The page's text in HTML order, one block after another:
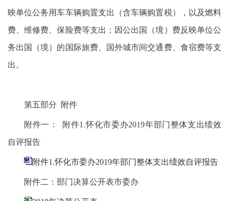
映单位公务用车车辆购置支出（含车辆购置税），以及燃料
费、维修费、保险费等支出；因公出国（境）费反映单位公
务出国（境）的国际旅费、国外城市间交通费、食宿费等支
出。
第五部分 附件
附件一： 附件1.怀化市委办2019年部门整体支出绩效
自评报告
附件1.怀化市委办2019年部门整体支出绩效自评报告
附件二：部门决算公开表市委办